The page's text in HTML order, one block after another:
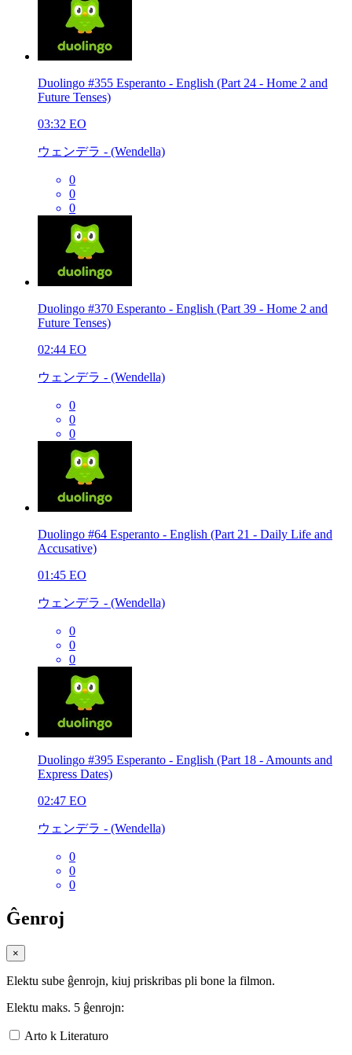
Duolingo #355 Esperanto - English (Part 24 - Home 2 and
Future Tenses)
03:32 EO
ウェンデラ - (Wendella)
0
0
0
Duolingo #370 Esperanto - English (Part 39 - Home 2 and
Future Tenses)
02:44 EO
ウェンデラ - (Wendella)
0
0
0
Duolingo #64 Esperanto - English (Part 21 - Daily Life and
Accusative)
01:45 EO
ウェンデラ - (Wendella)
0
0
0
Duolingo #395 Esperanto - English (Part 18 - Amounts and
Express Dates)
02:47 EO
ウェンデラ - (Wendella)
0
0
0
Ĝenroj
×
Elektu sube ĝenrojn, kiuj priskribas pli bone la filmon.
Elektu maks. 5 ĝenrojn:
Arto k Literaturo